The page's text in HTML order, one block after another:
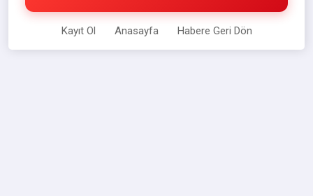
Kayıt Ol Anasayfa Habere Geri Dön